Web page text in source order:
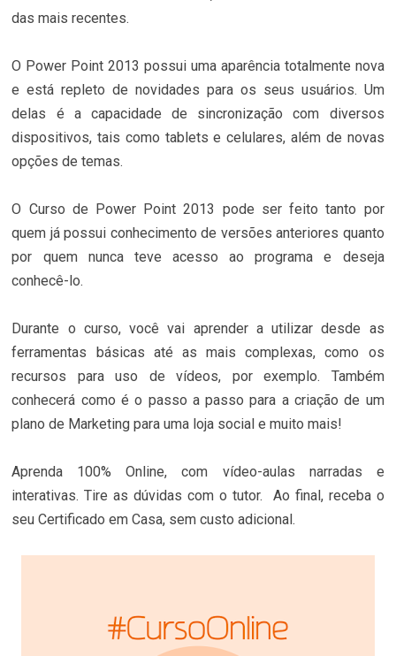
das mais recentes.
O Power Point 2013 possui uma aparência totalmente nova
e está repleto de novidades para os seus usuários. Um
delas é a capacidade de sincronização com diversos
dispositivos, tais como tablets e celulares, além de novas
opções de temas.
O Curso de Power Point 2013 pode ser feito tanto por
quem já possui conhecimento de versões anteriores quanto
por quem nunca teve acesso ao programa e deseja
conhecê-lo.
Durante o curso, você vai aprender a utilizar desde as
ferramentas básicas até as mais complexas, como os
recursos para uso de vídeos, por exemplo. Também
conhecerá como é o passo a passo para a criação de um
plano de Marketing para uma loja social e muito mais!
Aprenda 100% Online, com vídeo-aulas narradas e
interativas. Tire as dúvidas com o tutor. Ao final, receba o
seu Certificado em Casa, sem custo adicional.